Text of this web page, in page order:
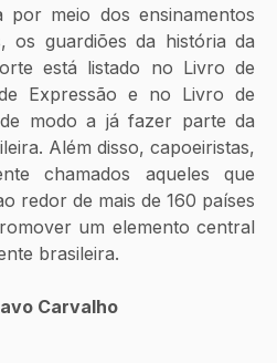
por meio dos ensinamentos
os guardiões da história da
está listado no Livro de
Expressão e no Livro de
modo a já fazer parte da
Além disso, capoeiristas,
chamados aqueles que
redor de mais de 160 países
um elemento central
brasileira.
Carvalho